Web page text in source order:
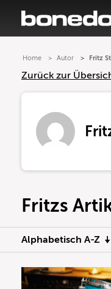
Home Autor Fritz
Zurück zur
Fritzs
Alphabetisch A-Z